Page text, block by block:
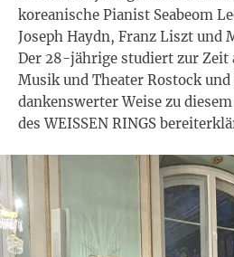
koreanische Pianist Seabeom
Joseph Haydn, Franz Liszt und
Der 28-jährige studiert zur Zeit
Musik und Theater Rostock
dankenswerter Weise zu
des WEISSEN RINGS